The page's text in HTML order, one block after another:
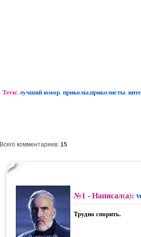
Теги:лучший юмор,приколы.приколисты,
Всего комментариев: 15
№1 - Написал(а):
Трудно спорить.